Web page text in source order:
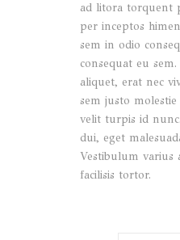
ad litora torquent
per inceptos
sem in odio
consequat eu sem.
aliquet, erat nec
sem justo
velit turpis id
dui, eget
Vestibulum varius
facilisis tortor.